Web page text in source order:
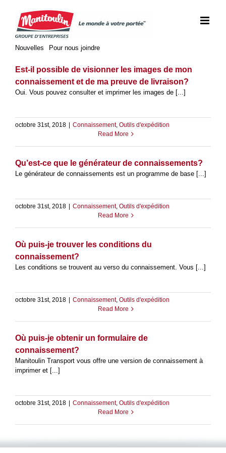
content
Pour nous joindre
Nouvelles
Est-il possible de visionner les images de mon
connaissement et de ma preuve de livraison?
Oui. Vous pouvez consulter et imprimer les images de [...]
octobre 31st, 2018 Connaissement, Outils d'expédition
Read More
Qu’est-ce que le générateur de connaissements?
Le générateur de connaissements est un programme de base [...]
octobre 31st, 2018 Connaissement, Outils d'expédition
Read More
Où puis-je trouver les conditions du
connaissement?
Les conditions se trouvent au verso du connaissement. Vous [...]
octobre 31st, 2018 Connaissement, Outils d'expédition
Read More
Où puis-je obtenir un formulaire de
connaissement?
Manitoulin Transport vous offre une version de connaissement à
imprimer et [...]
octobre 31st, 2018 Connaissement, Outils d'expédition
Read More